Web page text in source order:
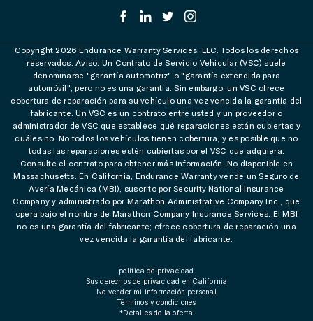
Copyright 2026 Endurance Warranty Services, LLC. Todos los derechos
reservados. Aviso: Un Contrato de Servicio Vehicular (VSC) suele
denominarse "garantía automotriz" o "garantía extendida para
automóvil", pero no es una garantía. Sin embargo, un VSC ofrece
cobertura de reparación para su vehículo una vez vencida la garantía del
fabricante. Un VSC es un contrato entre usted y un proveedor o
administrador de VSC que establece qué reparaciones están cubiertas y
cuáles no. No todos los vehículos tienen cobertura, y es posible que no
todas las reparaciones estén cubiertas por el VSC que adquiera.
Consulte el contrato para obtener más información. No disponible en
Massachusetts. En California, Endurance Warranty vende un Seguro de
Avería Mecánica (MBI), suscrito por Security National Insurance
Company y administrado por Marathon Administrative Company Inc., que
opera bajo el nombre de Marathon Company Insurance Services. El MBI
no es una garantía del fabricante; ofrece cobertura de reparación una
vez vencida la garantía del fabricante.
política de privacidad
Sus derechos de privacidad en California
No vender mi información personal
Términos y condiciones
*Detalles de la oferta